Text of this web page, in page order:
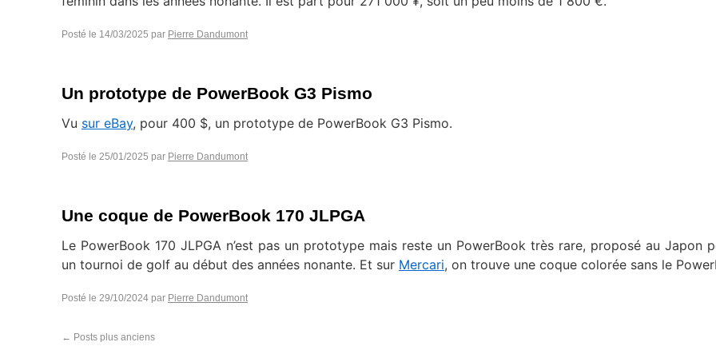
Posté le 14/03/2025 par Pierre Dandumont
Un prototype de PowerBook G3 Pismo
Vu sur eBay, pour 400 $, un prototype de PowerBook G3 Pismo.
Posté le 25/01/2025 par Pierre Dandumont
Une coque de PowerBook 170 JLPGA
Le PowerBook 170 JLPGA n’est pas un prototype mais reste un PowerBook très rare, proposé au Japon
un tournoi de golf au début des années nonante. Et sur Mercari, on trouve une coque colorée sans le
Posté le 29/10/2024 par Pierre Dandumont
← Posts plus anciens